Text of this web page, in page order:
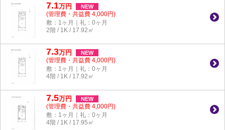
7.1万円 NEW
(管理費・共益費 4,000円)
敷：1ヶ月｜礼：0ヶ月
2階 / 1K / 17.92㎡
7.3万円 NEW
(管理費・共益費 4,000円)
敷：1ヶ月｜礼：0ヶ月
4階 / 1K / 17.92㎡
7.5万円 NEW
(管理費・共益費 4,000円)
敷：1ヶ月｜礼：0ヶ月
4階 / 1K / 17.95㎡